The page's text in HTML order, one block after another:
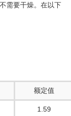
需要干燥。在以下
额定值
1.59